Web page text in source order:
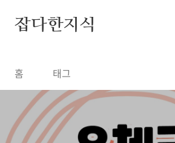
잡다한지식
홈 태그